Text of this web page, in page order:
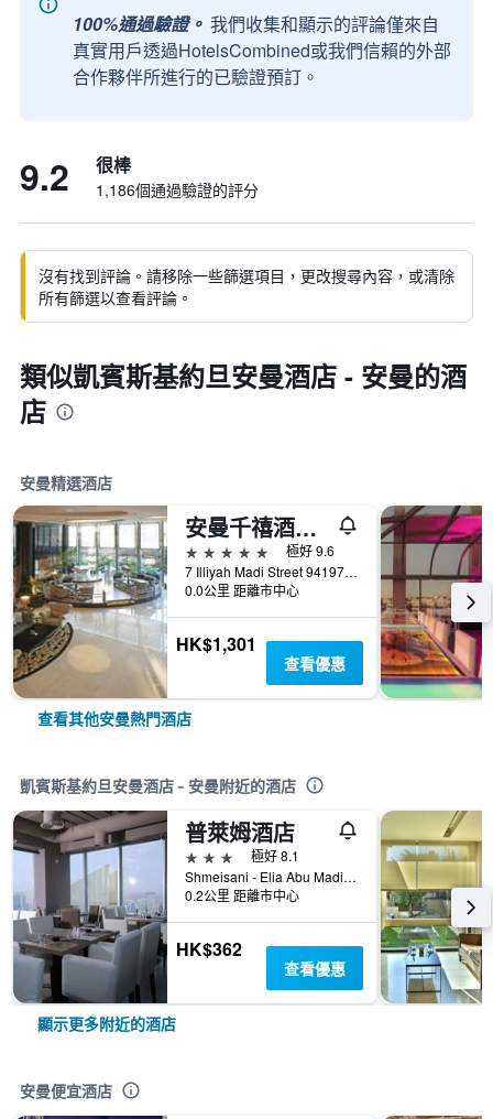
100%通過驗證。 我們收集和顯示的評論僅來自
真實用戶透過HotelsCombined或我們信賴的外部
合作夥伴所進行的已驗證預訂。
9.2 很棒
1,186個通過驗證的評分
沒有找到評論。請移除一些篩選項目，更改搜尋內容，或清除
所有篩選以查看評論。
類似凱賓斯基約旦安曼酒店 - 安曼的酒
店
安曼精選酒店
安曼千禧酒店 - 安曼
5星級
極好 9.6
7 Illiyah Madi Street 941977, 安曼, 約旦
0.0公里 距離市中心
HK$1,301
查看優惠
查看其他安曼熱門酒店
凱賓斯基約旦安曼酒店 - 安曼附近的酒店
普萊姆酒店
3星級
極好 8.1
Shmeisani - Elia Abu Madi street - 1, 安曼, 約旦
0.2公里 距離市中心
HK$362
查看優惠
顯示更多附近的酒店
安曼便宜酒店